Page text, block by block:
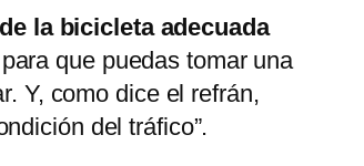
de la bicicleta adecuada
que puedas tomar una
Y, como dice el refrán,
del tráfico”.